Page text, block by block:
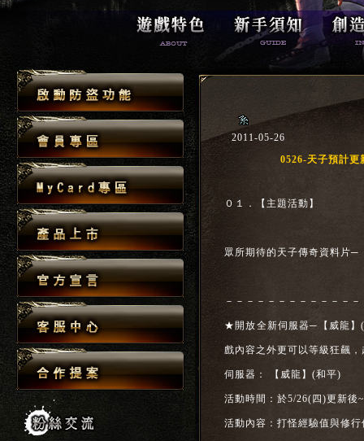
2011-05-26
0526-天子預計更
０１．【主題活動】
眾所期待的天子傳奇資料片─
－－－－－－－－－－－－
★開放全新伺服器─【威龍】
戲內容之外更可以等級狂飆
伺服器： 【威龍】(和平)
活動時間：於5/26(四)更新後
活動內容：打怪經驗值與修行